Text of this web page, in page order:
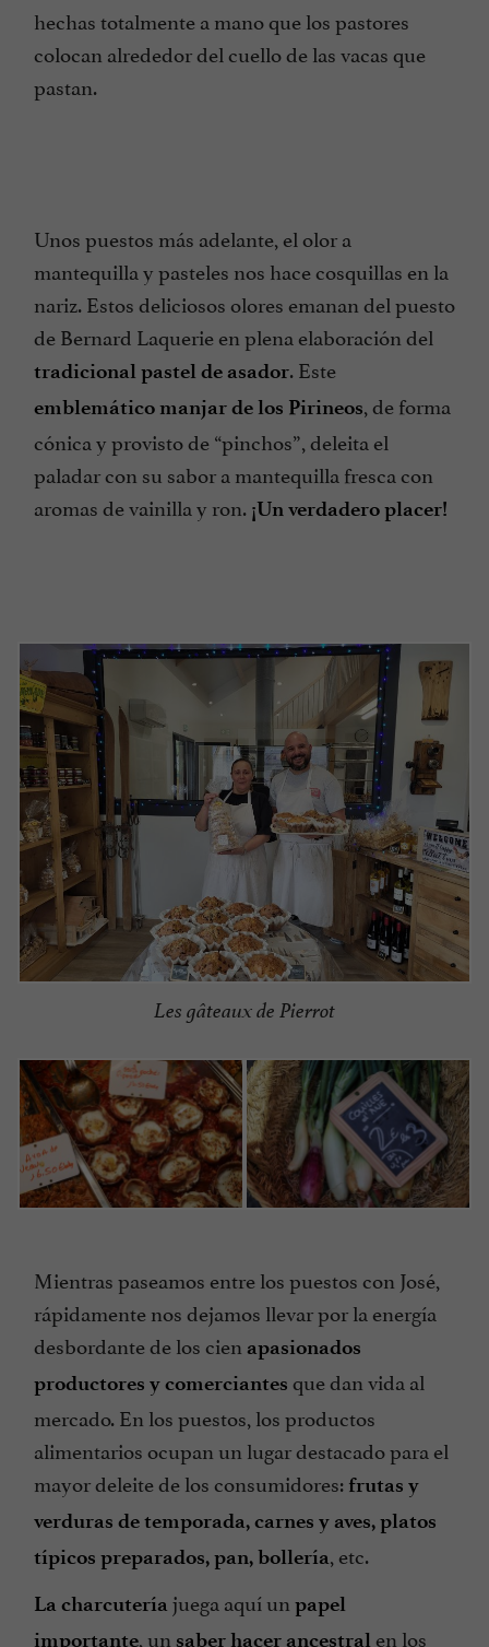
hechas totalmente a mano que los pastores
colocan alrededor del cuello de las vacas que
pastan.
Unos puestos más adelante, el olor a
mantequilla y pasteles nos hace cosquillas en la
nariz. Estos deliciosos olores emanan del puesto
de Bernard Laquerie en plena elaboración del
tradicional pastel de asador. Este
emblemático manjar de los Pirineos , de forma
cónica y provisto de “pinchos”, deleita el
paladar con su sabor a mantequilla fresca con
aromas de vainilla y ron. ¡Un verdadero placer!
Les gâteaux de Pierrot
Mientras paseamos entre los puestos con José,
rápidamente nos dejamos llevar por la energía
desbordante de los cien apasionados
productores y comerciantes que dan vida al
mercado. En los puestos, los productos
alimentarios ocupan un lugar destacado para el
mayor deleite de los consumidores: frutas y
verduras de temporada, carnes y aves, platos
típicos preparados, pan, bollería, etc.
La charcutería juega aquí un papel
importante, un saber hacer ancestral en los